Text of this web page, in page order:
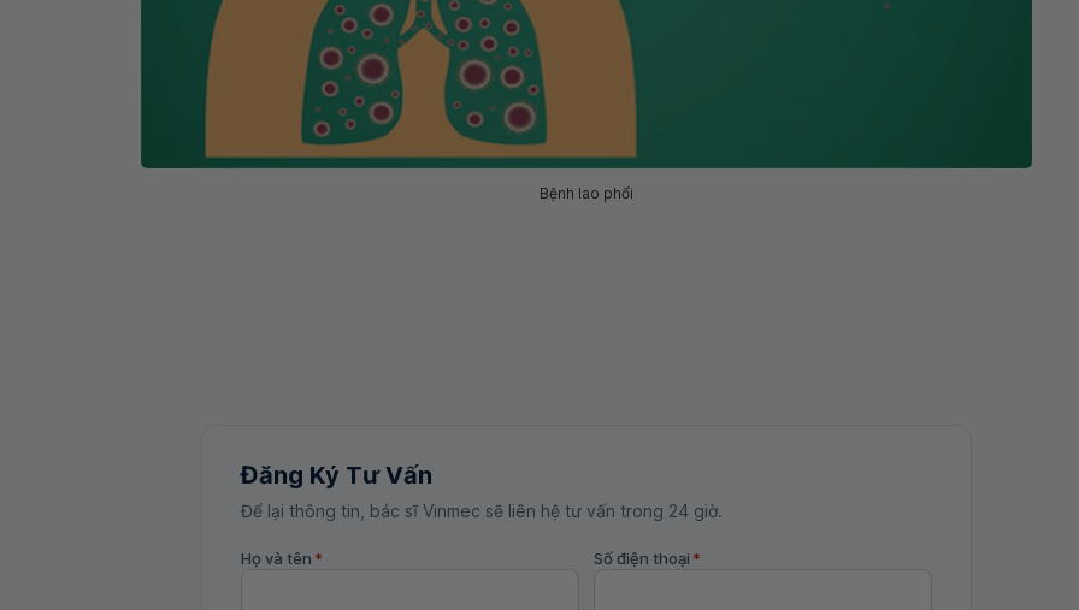
Bệnh lao phổi
Đăng Ký Tư Vấn
Để lại thông tin, bác sĩ Vinmec sẽ liên hệ tư vấn trong 24 giờ.
Họ và tên * Số điện thoại *